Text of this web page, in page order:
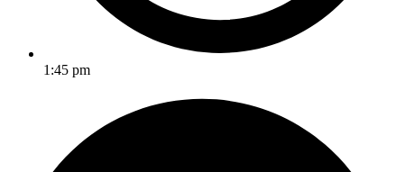
1:45 pm